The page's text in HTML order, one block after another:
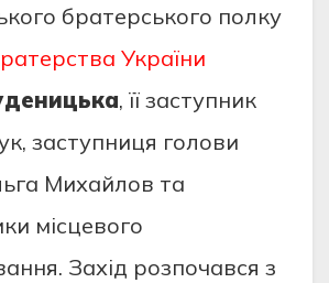
братерського полку
України
, її заступник
заступниця голови
Михайлов та
місцевого
Захід розпочався з